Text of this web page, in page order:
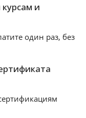
и
один раз, без